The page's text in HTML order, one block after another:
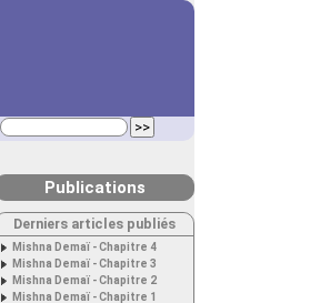
Publications
Derniers articles publiés
Mishna Demaï - Chapitre 4
Mishna Demaï - Chapitre 3
Mishna Demaï - Chapitre 2
Mishna Demaï - Chapitre 1